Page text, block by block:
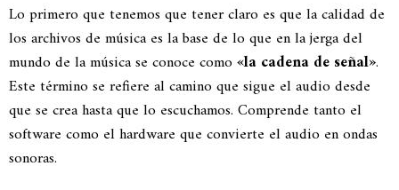
Lo primero que tenemos que tener claro es que la calidad de
los archivos de música es la base de lo que en la jerga del
mundo de la música se conoce como «la cadena de señal».
Este término se refiere al camino que sigue el audio desde
que se crea hasta que lo escuchamos. Comprende tanto el
software como el hardware que convierte el audio en ondas
sonoras.